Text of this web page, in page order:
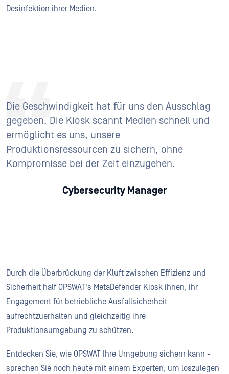
Desinfektion ihrer Medien.
Die Geschwindigkeit hat für uns den Ausschlag
gegeben. Die Kiosk scannt Medien schnell und
ermöglicht es uns, unsere
Produktionsressourcen zu sichern, ohne
Kompromisse bei der Zeit einzugehen.
Cybersecurity Manager
Durch die Überbrückung der Kluft zwischen Effizienz und
Sicherheit half OPSWAT's MetaDefender Kiosk ihnen, ihr
Engagement für betriebliche Ausfallsicherheit
aufrechtzuerhalten und gleichzeitig ihre
Produktionsumgebung zu schützen.
Entdecken Sie, wie OPSWAT Ihre Umgebung sichern kann -
sprechen Sie noch heute mit einem Experten, um loszulegen